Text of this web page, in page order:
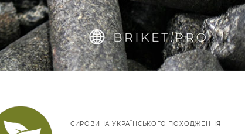
СИРОВИНА УКРАЇНСЬКОГО ПОХОДЖЕННЯ